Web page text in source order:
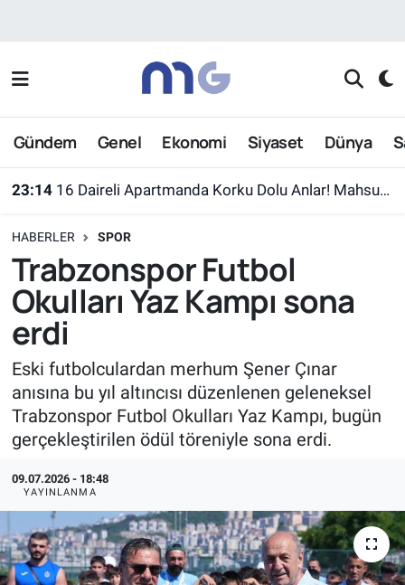
Gündem Genel Ekonomi Siyaset Dünya
23:14 16 Daireli Apartmanda Korku Dolu Anlar! Mahsur Kalanlar Kurtarıldı
HABERLER SPOR
Trabzonspor Futbol
Okulları Yaz Kampı sona
erdi
Eski futbolculardan merhum Şener Çınar
anısına bu yıl altıncısı düzenlenen geleneksel
Trabzonspor Futbol Okulları Yaz Kampı, bugün
gerçekleştirilen ödül töreniyle sona erdi.
09.07.2026 - 18:48
YAYINLANMA
Nöbetçi Eczaneler
Hava Durumu
Süper Lig Puan Durumu ve Fikstür
Tüm Manşetler
Son Dakika Haberleri
Haber Arşivi